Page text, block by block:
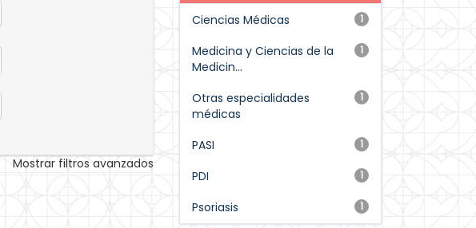
Mostrar filtros avanzados
1
Ciencias Médicas
1
Medicina y Ciencias de la
Medicin...
1
Otras especialidades
médicas
1
PASI
1
PDI
1
Psoriasis